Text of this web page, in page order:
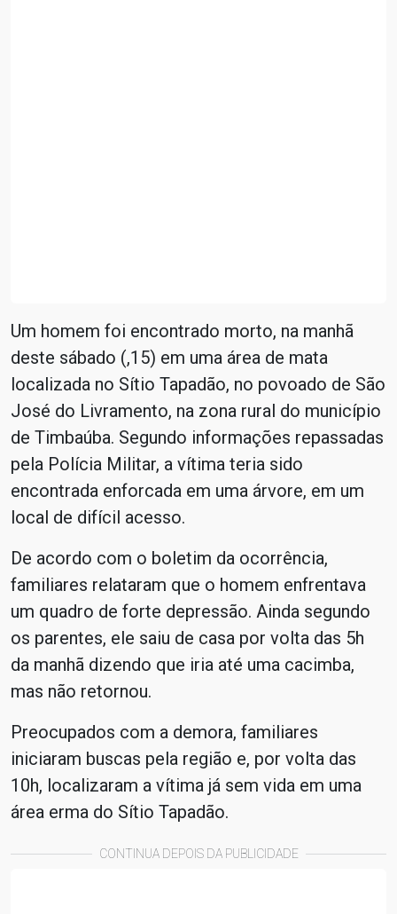
Um homem foi encontrado morto, na manhã
deste sábado (,15) em uma área de mata
localizada no Sítio Tapadão, no povoado de São
José do Livramento, na zona rural do município
de Timbaúba. Segundo informações repassadas
pela Polícia Militar, a vítima teria sido
encontrada enforcada em uma árvore, em um
local de difícil acesso.
De acordo com o boletim da ocorrência,
familiares relataram que o homem enfrentava
um quadro de forte depressão. Ainda segundo
os parentes, ele saiu de casa por volta das 5h
da manhã dizendo que iria até uma cacimba,
mas não retornou.
Preocupados com a demora, familiares
iniciaram buscas pela região e, por volta das
10h, localizaram a vítima já sem vida em uma
área erma do Sítio Tapadão.
CONTINUA DEPOIS DA PUBLICIDADE